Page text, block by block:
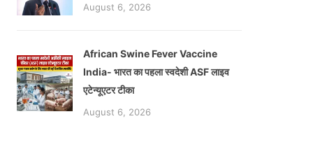
August 6, 2026
African Swine Fever Vaccine
India- भारत का पहला स्वदेशी ASF लाइव
एटेन्यूएटर टीका
August 6, 2026